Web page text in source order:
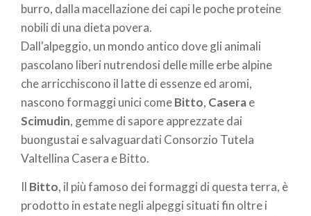
burro, dalla macellazione dei capi le poche proteine
nobili di una dieta povera.
Dall'alpeggio, un mondo antico dove gli animali
pascolano liberi nutrendosi delle mille erbe alpine
che arricchiscono il latte di essenze ed aromi,
nascono formaggi unici comeBitto, Caserae
Scimudin, gemme di sapore apprezzate dai
buongustai e salvaguardati Consorzio Tutela
Valtellina Casera e Bitto.
Il Bitto, il più famoso dei formaggi di questa terra, è
prodotto in estate negli alpeggi situati fin oltre i